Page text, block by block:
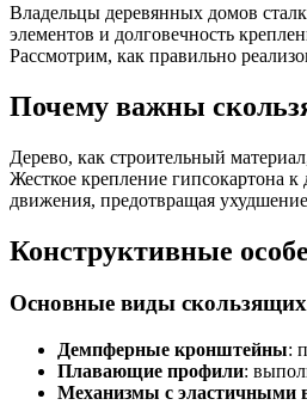
Владельцы деревянных домов
элементов и долговечность
Рассмотрим, как правильно
Почему важны
Дерево, как строительный
Жесткое крепление гипсокартона
движения, предотвращая
Конструктивные
Основные виды скользящих
Демпферные кронштейны:
Плавающие профили:
Механизмы с эластичными